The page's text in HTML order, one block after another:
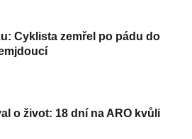
Cyklista zemřel po pádu do
o život: 18 dní na ARO kvůli